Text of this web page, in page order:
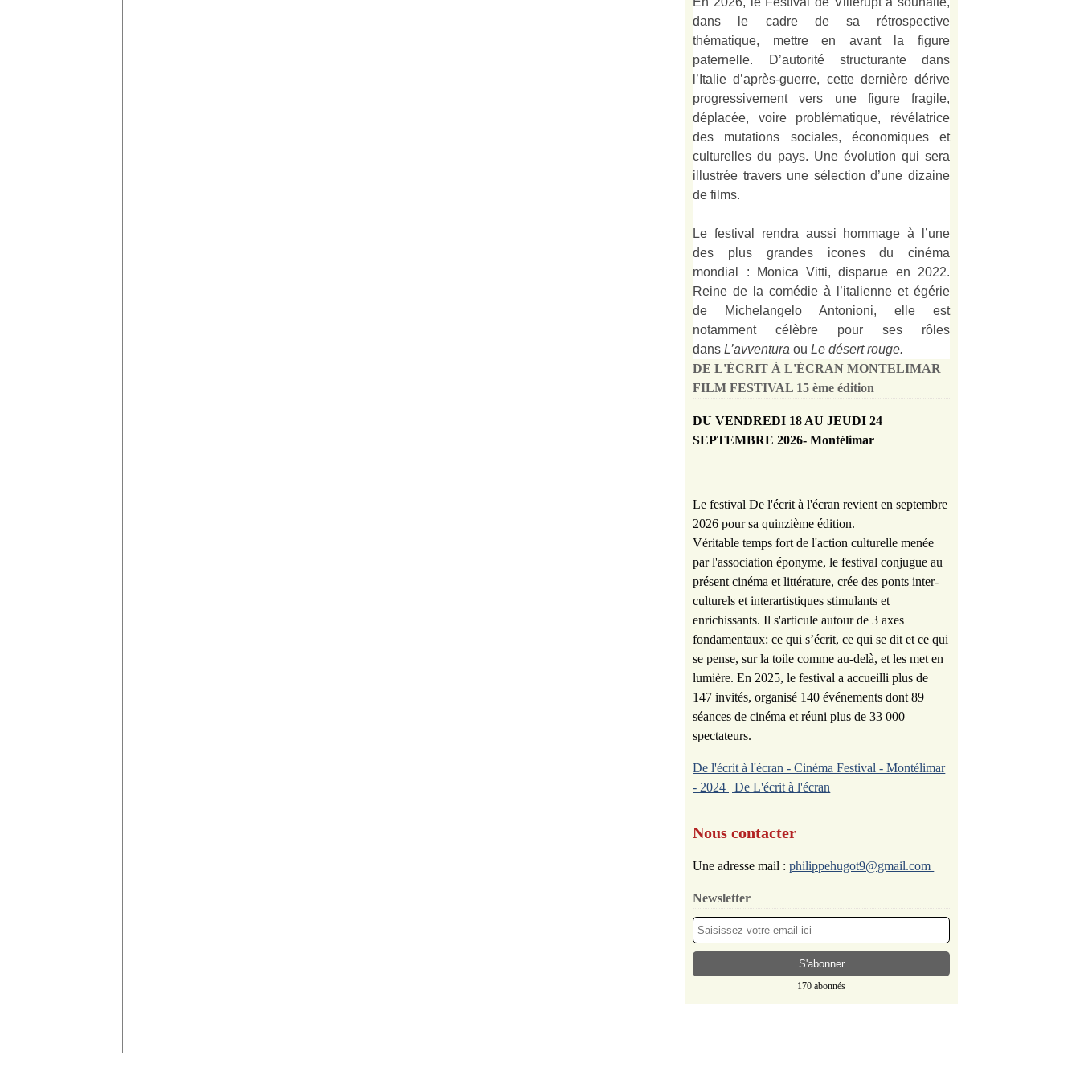
dans le cadre de sa rétrospective
thématique, mettre en avant la figure
paternelle. D’autorité structurante dans
l’Italie d’après-guerre, cette dernière dérive
progressivement vers une figure fragile,
déplacée, voire problématique, révélatrice
des mutations sociales, économiques et
culturelles du pays. Une évolution qui sera
illustrée travers une sélection d’une dizaine
de films.
Le festival rendra aussi hommage à l’une
des plus grandes icones du cinéma
mondial : Monica Vitti, disparue en 2022.
Reine de la comédie à l’italienne et égérie
de Michelangelo Antonioni, elle est
notamment célèbre pour ses rôles
dans L’avventura ou Le désert rouge.
DE L'ÉCRIT À L'ÉCRAN MONTELIMAR
FILM FESTIVAL 15 ème édition
DU VENDREDI 18 AU JEUDI 24
SEPTEMBRE 2026- Montélimar
Le festival De l'écrit à l'écran revient en septembre
2026 pour sa quinzième édition.
Véritable temps fort de l'action culturelle menée
par l'association éponyme, le festival conjugue au
présent cinéma et littérature, crée des ponts inter-
culturels et interartistiques stimulants et
enrichissants. Il s'articule autour de 3 axes
fondamentaux: ce qui s’écrit, ce qui se dit et ce qui
se pense, sur la toile comme au-delà, et les met en
lumière. En 2025, le festival a accueilli plus de
147 invités, organisé 140 événements dont 89
séances de cinéma et réuni plus de 33 000
spectateurs.
De l'écrit à l'écran - Cinéma Festival - Montélimar
- 2024 | De L'écrit à l'écran
Nous contacter
Une adresse mail :philippehugot9@gmail.com
Newsletter
170 abonnés